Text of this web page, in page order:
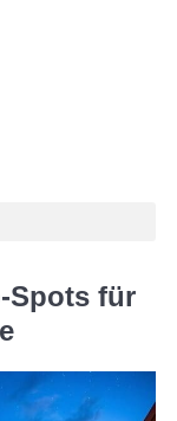
Spots für